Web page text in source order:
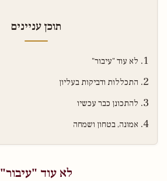
תוכן עניינים
לא עוד "עיבור"
התכללות ודביקות בעליון
להתכונן כבר עכשיו
אמונה, בטחון ושמחה
לא עוד "עיבור"